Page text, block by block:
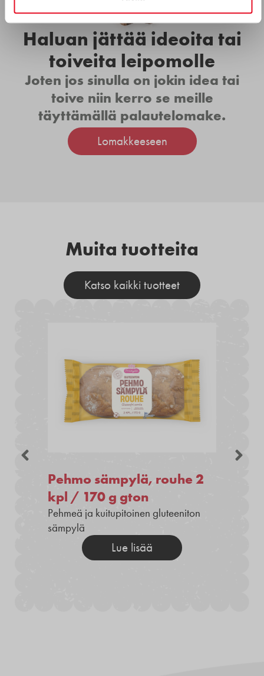
Haluan jättää ideoita tai
toiveita leipomolle
Joten jos sinulla on jokin idea tai
toive niin kerro se meille
täyttämällä palautelomake.
Lomakkeeseen
Muita tuotteita
Katso kaikki tuotteet
Pehmo sämpylä, rouhe 2
kpl / 170 g gton
Pehmeä ja kuitupitoinen gluteeniton
sämpylä
Lue lisää